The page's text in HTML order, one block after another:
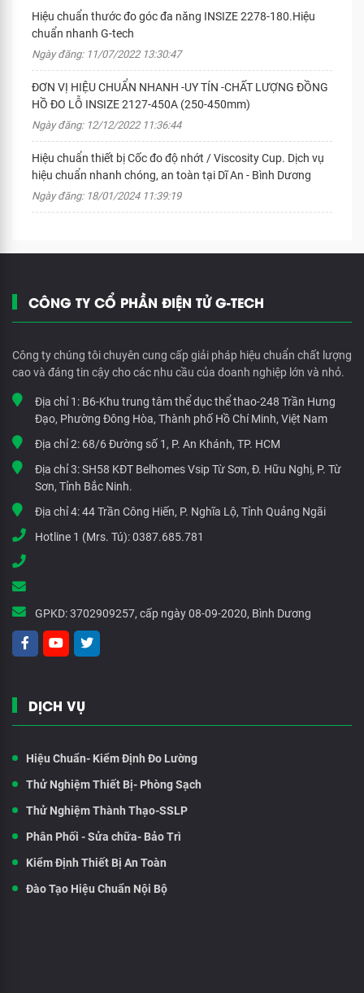
Hiệu chuẩn thước đo góc đa năng INSIZE 2278-180.Hiệu
chuẩn nhanh G-tech
Ngày đăng: 11/07/2022 13:30:47
ĐƠN VỊ HIỆU CHUẨN NHANH -UY TÍN -CHẤT LƯỢNG ĐỒNG
HỒ ĐO LỖ INSIZE 2127-450A (250-450mm)
Ngày đăng: 12/12/2022 11:36:44
Hiệu chuẩn thiết bị Cốc đo độ nhớt / Viscosity Cup. Dịch vụ
hiệu chuẩn nhanh chóng, an toàn tại Dĩ An - Bình Dương
Ngày đăng: 18/01/2024 11:39:19
CÔNG TY CỔ PHẦN ĐIỆN TỬ G-TECH
Công ty chúng tôi chuyên cung cấp giải pháp hiệu chuẩn chất lượng
cao và đáng tin cậy cho các nhu cầu của doanh nghiệp lớn và nhỏ.
Địa chỉ 1: B6-Khu trung tâm thể dục thể thao-248 Trần Hưng
Đạo, Phường Đông Hòa, Thành phố Hồ Chí Minh, Việt Nam
Địa chỉ 2: 68/6 Đường số 1, P. An Khánh, TP. HCM
Địa chỉ 3:SH58 KĐT Belhomes Vsip Từ Sơn, Đ. Hữu Nghị, P. Từ
Sơn, Tỉnh Bắc Ninh.
Địa chỉ 4:44 Trần Công Hiến, P. Nghĩa Lộ, Tỉnh Quảng Ngãi
Hotline 1 (Mrs. Tú):0387.685.781
GPKD:3702909257, cấp ngày 08-09-2020, Bình Dương
DỊCH VỤ
Hiệu Chuẩn- Kiểm Định Đo Lường
Thử Nghiệm Thiết Bị- Phòng Sạch
Thử Nghiệm Thành Thạo-SSLP
Phân Phối - Sửa chữa- Bảo Trì
Kiểm Định Thiết Bị An Toàn
Đào Tạo Hiệu Chuẩn Nội Bộ